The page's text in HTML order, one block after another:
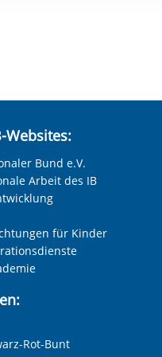
etwaige Einwilligung
von Ihnen aufgerufenen
Websites:
Bund e.V.
Arbeit des IB
für Kinder
Rot-Bunt